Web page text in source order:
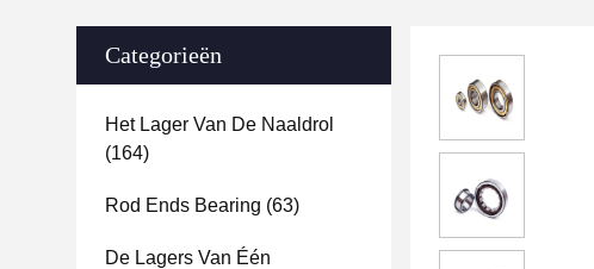
Categorieën
Het Lager Van De Naaldrol
(164)
Rod Ends Bearing (63)
De Lagers Van Één